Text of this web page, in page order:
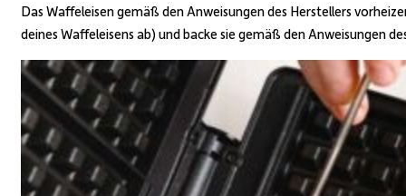
Das Waffeleisen gemäß den Anweisungen des Herstellers
deines Waffeleisens ab) und backe sie gemäß den Anweisungen